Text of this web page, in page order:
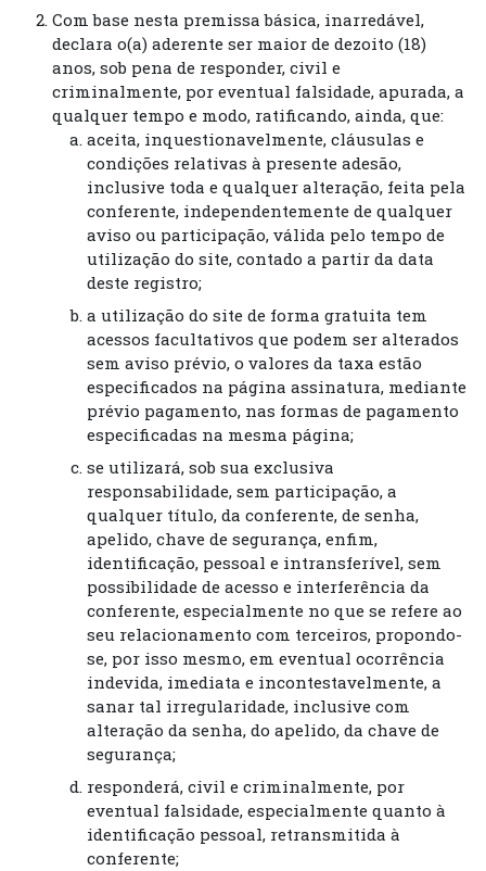
Com base nesta premissa básica, inarredável,
declara o(a) aderente ser maior de dezoito (18)
anos, sob pena de responder, civil e
criminalmente, por eventual falsidade, apurada, a
qualquer tempo e modo, ratificando, ainda, que:
aceita, inquestionavelmente, cláusulas e
condições relativas à presente adesão,
inclusive toda e qualquer alteração, feita pela
conferente, independentemente de qualquer
aviso ou participação, válida pelo tempo de
utilização do site, contado a partir da data
deste registro;
a utilização do site de forma gratuita tem
acessos facultativos que podem ser alterados
sem aviso prévio, o valores da taxa estão
especificados na página assinatura, mediante
prévio pagamento, nas formas de pagamento
especificadas na mesma página;
se utilizará, sob sua exclusiva
responsabilidade, sem participação, a
qualquer título, da conferente, de senha,
apelido, chave de segurança, enfim,
identificação, pessoal e intransferível, sem
possibilidade de acesso e interferência da
conferente, especialmente no que se refere ao
seu relacionamento com terceiros, propondo-
se, por isso mesmo, em eventual ocorrência
indevida, imediata e incontestavelmente, a
sanar tal irregularidade, inclusive com
alteração da senha, do apelido, da chave de
segurança;
responderá, civil e criminalmente, por
eventual falsidade, especialmente quanto à
identificação pessoal, retransmitida à
conferente;